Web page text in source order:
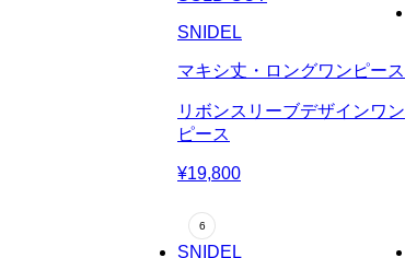
SNIDEL
マキシ丈・ロングワンピース
リボンスリーブデザインワン
ピース
¥19,800
SNIDEL